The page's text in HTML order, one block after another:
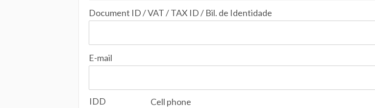
Document ID / VAT / TAX ID / Bil. de Identidade
E-mail
IDD Cell phone